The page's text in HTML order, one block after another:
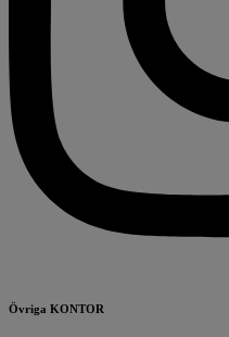
Övriga KONTOR